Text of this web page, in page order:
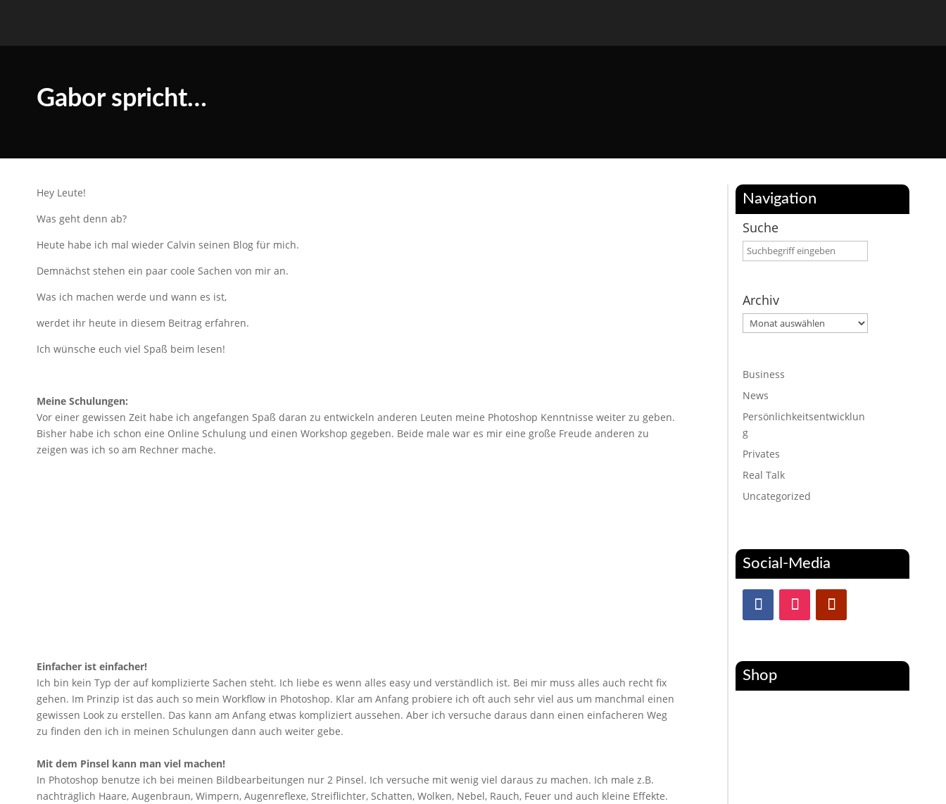
Gabor spricht…
Hey Leute!
Was geht denn ab?
Heute habe ich mal wieder Calvin seinen Blog für mich.
Demnächst stehen ein paar coole Sachen von mir an.
Was ich machen werde und wann es ist,
werdet ihr heute in diesem Beitrag erfahren.
Ich wünsche euch viel Spaß beim lesen!
Meine Schulungen:
Vor einer gewissen Zeit habe ich angefangen Spaß daran zu entwickeln anderen Leuten meine Photoshop Kenntnisse weiter zu geben.
Bisher habe ich schon eine Online Schulung und einen Workshop gegeben. Beide male war es mir eine große Freude anderen zu
zeigen was ich so am Rechner mache.
Einfacher ist einfacher!
Ich bin kein Typ der auf komplizierte Sachen steht. Ich liebe es wenn alles easy und verständlich ist. Bei mir muss alles auch recht fix
gehen. Im Prinzip ist das auch so mein Workflow in Photoshop. Klar am Anfang probiere ich oft auch sehr viel aus um manchmal einen
gewissen Look zu erstellen. Das kann am Anfang etwas kompliziert aussehen. Aber ich versuche daraus dann einen einfacheren Weg
zu finden den ich in meinen Schulungen dann auch weiter gebe.
Mit dem Pinsel kann man viel machen!
In Photoshop benutze ich bei meinen Bildbearbeitungen nur 2 Pinsel. Ich versuche mit wenig viel daraus zu machen. Ich male z.B.
nachträglich Haare, Augenbraun, Wimpern, Augenreflexe, Streiflichter, Schatten, Wolken, Nebel, Rauch, Feuer und auch kleine Effekte.
Navigation
Suche
Archiv
Archiv
Business
News
Persönlichkeitsentwicklun
g
Privates
Real Talk
Uncategorized
Social-Media
Shop